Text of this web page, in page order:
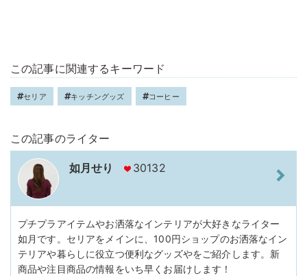
この記事に関連するキーワード
セリア キッチングッズ コーヒー
この記事のライター
如月せり 30132
プチプラアイテムやお洒落なインテリアが大好きなライター
如月です。セリアをメインに、100円ショップのお洒落なイン
テリアや暮らしに役立つ便利なグッズやをご紹介します。新
商品や注目商品の情報をいち早くお届けします！